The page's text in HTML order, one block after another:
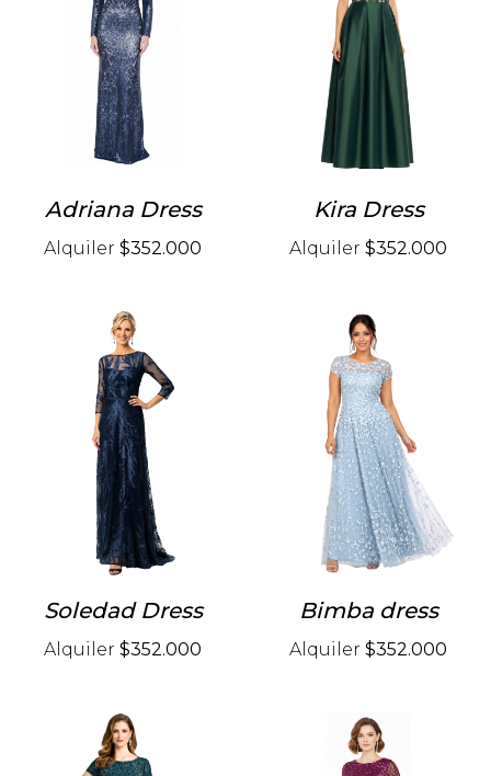
Adriana Dress
Alquiler $352.000
Kira Dress
Alquiler $352.000
Soledad Dress
Alquiler $352.000
Bimba dress
Alquiler $352.000